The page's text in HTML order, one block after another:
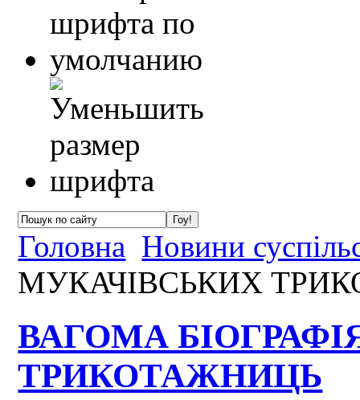
Головна Новини
МУКАЧІВСЬКИХ
ВАГОМА
ТРИКОТАЖНИЦЬ